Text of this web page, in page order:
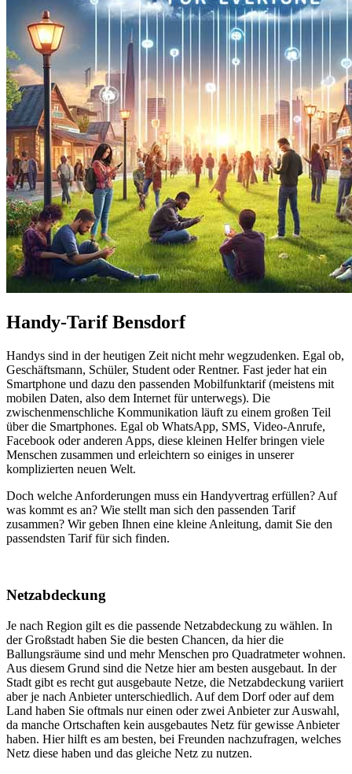
Handy-Tarif Bensdorf
Handys sind in der heutigen Zeit nicht mehr wegzudenken. Egal ob,
Geschäftsmann, Schüler, Student oder Rentner. Fast jeder hat ein
Smartphone und dazu den passenden Mobilfunktarif (meistens mit
mobilen Daten, also dem Internet für unterwegs). Die
zwischenmenschliche Kommunikation läuft zu einem großen Teil
über die Smartphones. Egal ob WhatsApp, SMS, Video-Anrufe,
Facebook oder anderen Apps, diese kleinen Helfer bringen viele
Menschen zusammen und erleichtern so einiges in unserer
komplizierten neuen Welt.
Doch welche Anforderungen muss ein Handyvertrag erfüllen? Auf
was kommt es an? Wie stellt man sich den passenden Tarif
zusammen? Wir geben Ihnen eine kleine Anleitung, damit Sie den
passendsten Tarif für sich finden.
Netzabdeckung
Je nach Region gilt es die passende Netzabdeckung zu wählen. In
der Großstadt haben Sie die besten Chancen, da hier die
Ballungsräume sind und mehr Menschen pro Quadratmeter wohnen.
Aus diesem Grund sind die Netze hier am besten ausgebaut. In der
Stadt gibt es recht gut ausgebaute Netze, die Netzabdeckung variiert
aber je nach Anbieter unterschiedlich. Auf dem Dorf oder auf dem
Land haben Sie oftmals nur einen oder zwei Anbieter zur Auswahl,
da manche Ortschaften kein ausgebautes Netz für gewisse Anbieter
haben. Hier hilft es am besten, bei Freunden nachzufragen, welches
Netz diese haben und das gleiche Netz zu nutzen.